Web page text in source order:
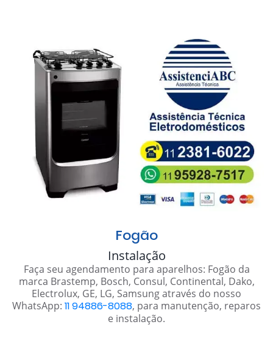
Fogão
Instalação
Faça seu agendamento para aparelhos: Fogão da
marca Brastemp, Bosch, Consul, Continental, Dako,
Electrolux, GE, LG, Samsung através do nosso
WhatsApp: 11 94886-8088, para manutenção, reparos
e instalação.